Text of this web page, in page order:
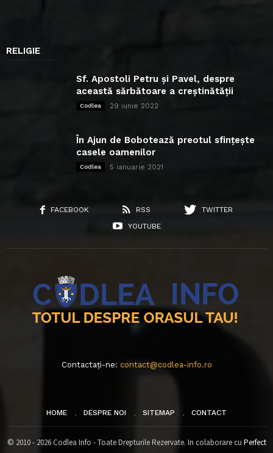
RELIGIE
Sf. Apostoli Petru și Pavel, despre
această sărbătoare a creștinătății
Codlea 29 iunie 2022
În Ajun de Bobotează preotul sfințește
casele oamenilor
Codlea 5 ianuarie 2021
FACEBOOK RSS
TWITTER
YOUTUBE
Contactați-ne: contact@codlea-info.ro
HOME DESPRE NOI SITEMAP CONTACT
© 2010 - 2026 Codlea Info - Toate Drepturile Rezervate. In colaborare cu Perfect